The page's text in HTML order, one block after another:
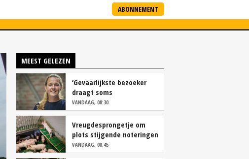
ABONNEMENT
MEEST GELEZEN
‘Gevaarlijkste bezoeker
draagt soms
overschoenen’
VANDAAG, 08:30
Vreugdesprongetje om
plots stijgende noteringen
VANDAAG, 08:45